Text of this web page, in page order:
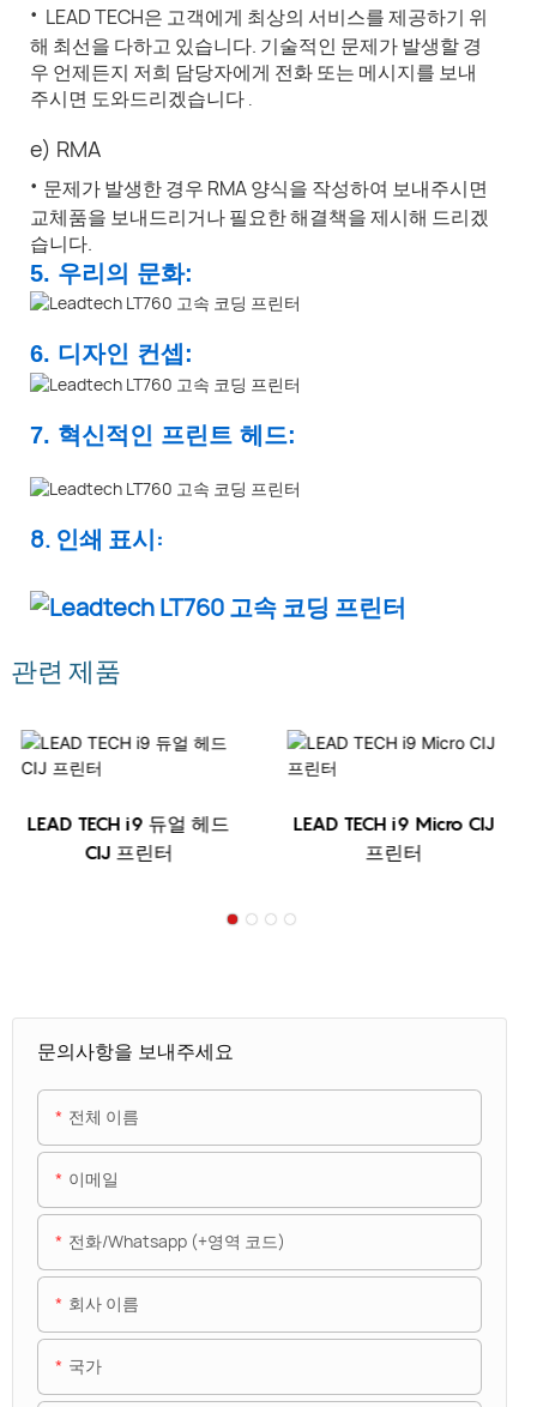
· LEAD TECH은 고객에게 최상의 서비스를 제공하기 위
해 최선을 다하고 있습니다. 기술적인 문제가 발생할 경
우 언제든지 저희 담당자에게 전화 또는 메시지를 보내
주시면 도와드리겠습니다
e) RMA
· 문제가 발생한 경우 RMA 양식을 작성하여 보내주시면
교체품을 보내드리거나 필요한 해결책을 제시해 드리겠
습니다.
5. 우리의 문화:
6. 디자인 컨셉:
7. 혁신적인 프린트 헤드:
8. 인쇄 표시:
관련 제품
LEAD TECH i9 듀얼 헤드
CIJ 프린터
LEAD TECH i9 Micro CIJ
프린터
문의사항을 보내주세요
전체 이름
이메일
전화/whatsapp (+영역 코드)
회사 이름
국가